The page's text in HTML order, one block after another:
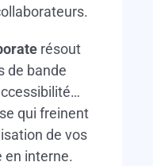
résout
de bande
qui freinent
de vos
en interne.